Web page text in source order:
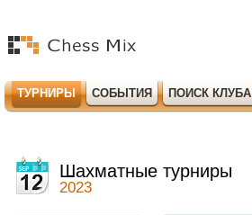
ТУРНИРЫ СОБЫТИЯ ПОИСК КЛУБА
Шахматные турниры
2023